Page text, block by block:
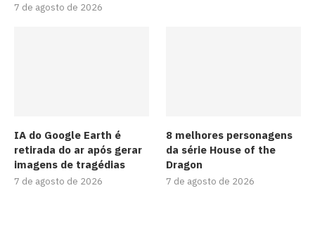
7 de agosto de 2026
IA do Google Earth é
retirada do ar após gerar
imagens de tragédias
7 de agosto de 2026
8 melhores personagens
da série House of the
Dragon
7 de agosto de 2026